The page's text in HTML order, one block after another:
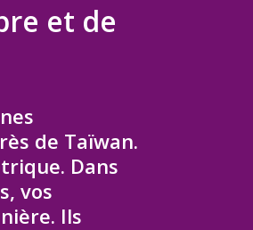
et de
de Taïwan.
Dans
vos
Ils